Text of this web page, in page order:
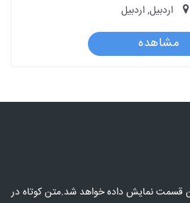
اردبیل, اردبیل
مشاهده
قسمت نمایش داده خواهد شد.متن کوتاه در